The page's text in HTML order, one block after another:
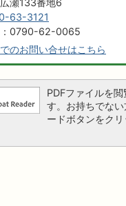
瀬133番地6
63-3121
：0790-62-0065
のお問い合せはこちら
PDFファイルを
す。お持ちでな
ードボタンをク